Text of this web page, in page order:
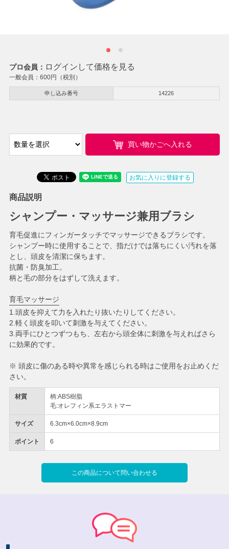
プロ会員： ログインして価格を見る
一般会員： 600円（税別）
申し込み番号 14226
材質
柄:ABS樹脂
毛:オレフィン系エラストマー
サイズ 6.3cm×6.0cm×8.9cm
ポイント 6
買い物かごへ入れる
お気に入りに登録する
この商品について問い合わせる
商品説明
シャンプー・マッサージ兼用ブラシ
育毛促進にフィンガータッチでマッサージできるブラシです。
シャンプー時に使用することで、指だけでは落ちにくい汚れを落
とし、頭皮を清潔に保ちます。
抗菌・防臭加工。
柄と毛の部分をはずして洗えます。
育毛マッサージ
1.頭皮を抑えて力を入れたり抜いたりしてください。
2.軽く頭皮を叩いて刺激を与えてください。
3.両手にひとつずつもち、左右から頭全体に刺激を与えればさら
に効果的です。
※ 頭皮に傷のある時や異常を感じられる時はご使用をお止めくだ
さい。